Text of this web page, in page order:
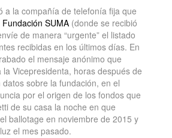
a la compañía de telefonía fija que
Fundación SUMA (donde se recibió
de manera “urgente” el listado
recibidas en los últimos días. En
el mensaje anónimo que
la Vicepresidenta, horas después de
sobre la fundación, en el
por el origen de los fondos que
de su casa la noche en que
ballotage en noviembre de 2015 y
el mes pasado.